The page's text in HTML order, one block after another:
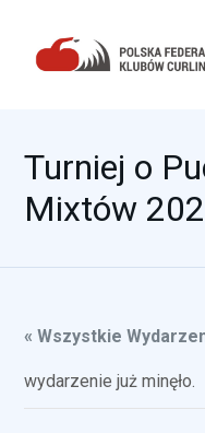
Turniej o
Mixtów
« Wszystkie
wydarzenie już minęło.